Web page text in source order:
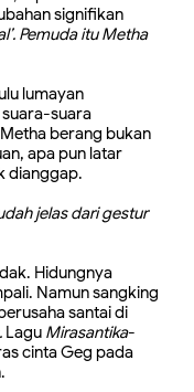
signifikan
Pemuda itu Metha
lumayan
suara
berang bukan
apa pun latar
dianggap.
jelas dari gestur
Hidungnya
Namun sangking
santai di
Lagu Mirasantika-
cinta Geg pada